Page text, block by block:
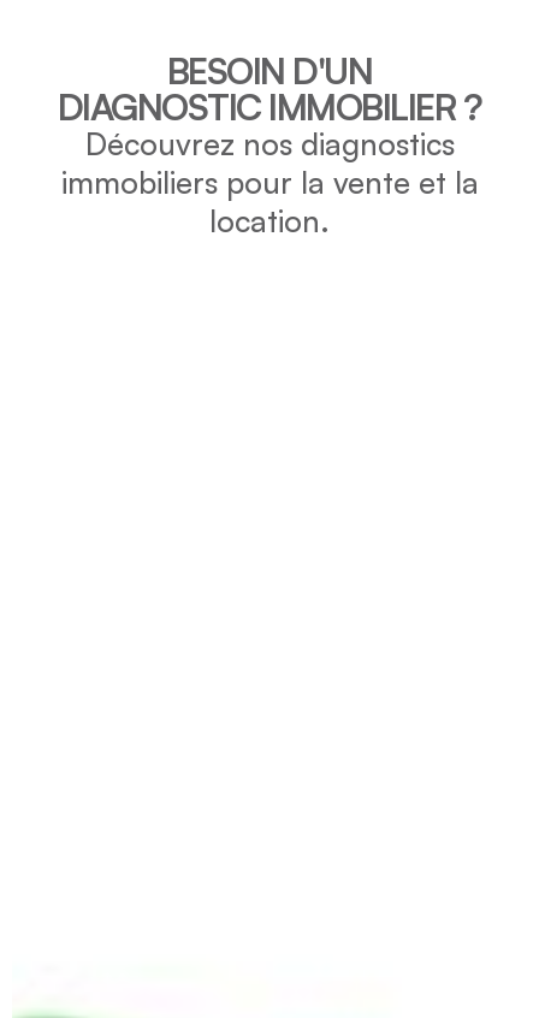
BESOIN D'UN
DIAGNOSTIC IMMOBILIER ?
Découvrez nos diagnostics
immobiliers pour la vente et la
location.